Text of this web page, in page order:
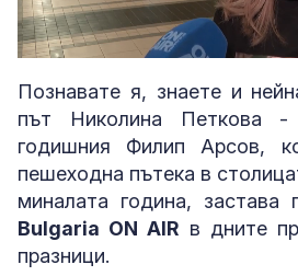
Unmute Loaded
44.19%
Познавате я, знаете и
път Николина Петкова
годишния Филип Арсов,
пешеходна пътека в
миналата година, застава
Bulgaria ON AIR в дните
празници.